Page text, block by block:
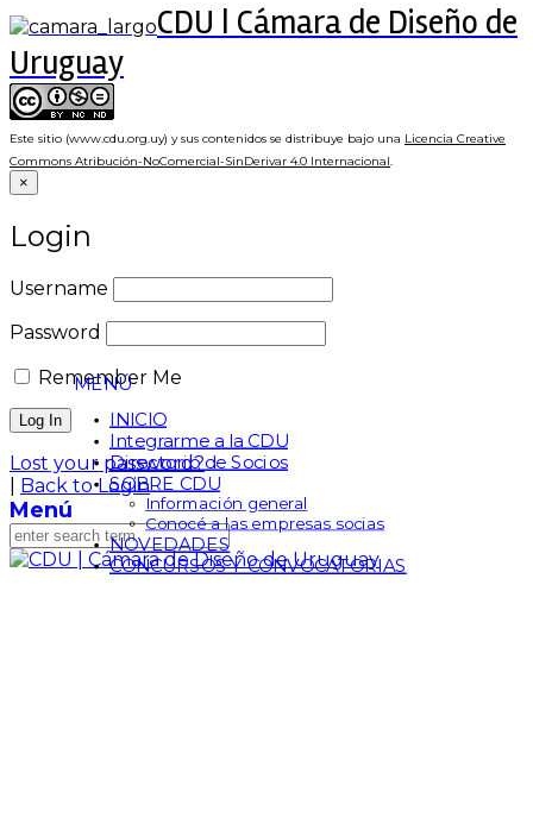
CDU | Cámara de Diseño de
Uruguay
Este sitio (www.cdu.org.uy) y sus contenidos se distribuye bajo una Licencia Creative
Commons Atribución-NoComercial-SinDerivar 4.0 Internacional.
×
Login
Username
Password
Remember Me
Lost your password?
Back to Login
Menú
MENÚ
INICIO
Integrarme a la CDU
Directorio de Socios
SOBRE CDU
Información general
Conocé a las empresas socias
NOVEDADES
CONCURSOS Y CONVOCATORIAS